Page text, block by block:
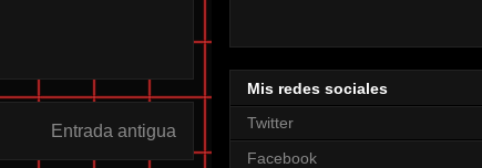
Entrada antigua
Mis redes sociales
Twitter
Facebook